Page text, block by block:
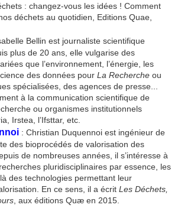
: changez-vous les idées ! Comment
déchets au quotidien, Editions Quae,
Bellin est journaliste scientifique
plus de 20 ans, elle vulgarise des
que l’environnement, l’énergie, les
des données pour La Recherche ou
spécialisées, des agences de presse...
à la communication scientifique de
ou organismes institutionnels
Irstea, l’Ifsttar, etc.
: Christian Duquennoi est ingénieur de
des bioprocédés de valorisation des
de nombreuses années, il s’intéresse à
pluridisciplinaires par essence, les
des technologies permettant leur
En ce sens, il a écrit Les Déchets,
, aux éditions Quæ en 2015.